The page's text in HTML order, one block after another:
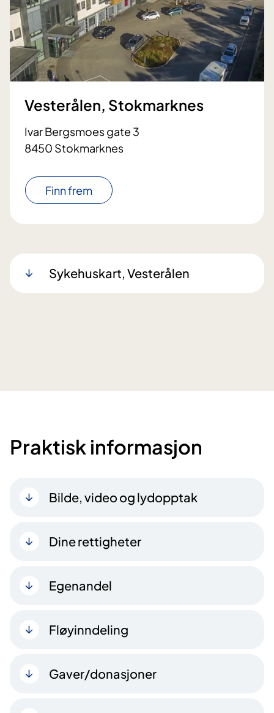
Vesterålen, Stokmarknes
Ivar Bergsmoes gate 3
8450 Stokmarknes
Finn frem
Sykehuskart, Vesterålen
Praktisk informasjon
Bilde, video og lydopptak
Dine rettigheter
Egenandel
Fløyinndeling
Gaver/donasjoner